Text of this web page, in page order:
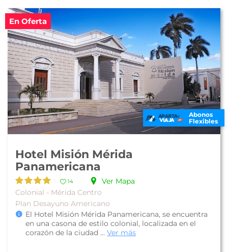
En Oferta
Abonos
Flexibles
Hotel Misión Mérida
Panamericana
14
Ver Mapa
Colonial - Mérida Centro
Plan Desayuno Americano
El Hotel Misión Mérida Panamericana, se encuentra
en una casona de estilo colonial, localizada en el
corazón de la ciudad ... Ver más